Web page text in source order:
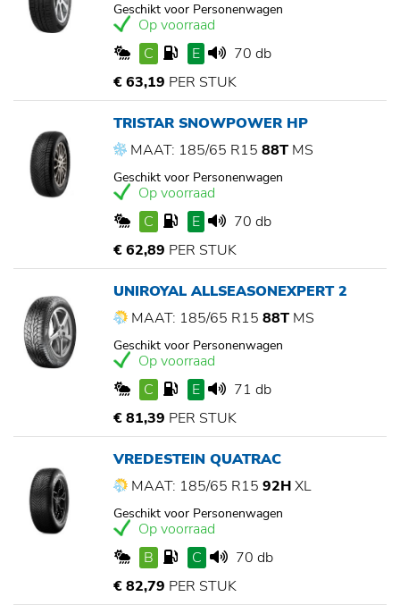
Geschikt voor Personenwagen
Op voorraad
C
E
70 db
€ 63,19 PER STUK
TRISTAR SNOWPOWER HP
MAAT: 185/65 R15 88T MS
Geschikt voor Personenwagen
Op voorraad
C
E
70 db
€ 62,89 PER STUK
UNIROYAL ALLSEASONEXPERT 2
MAAT: 185/65 R15 88T MS
Geschikt voor Personenwagen
Op voorraad
C
E
71 db
€ 81,39 PER STUK
VREDESTEIN QUATRAC
MAAT: 185/65 R15 92HXL
Geschikt voor Personenwagen
Op voorraad
B
C
70 db
€ 82,79 PER STUK